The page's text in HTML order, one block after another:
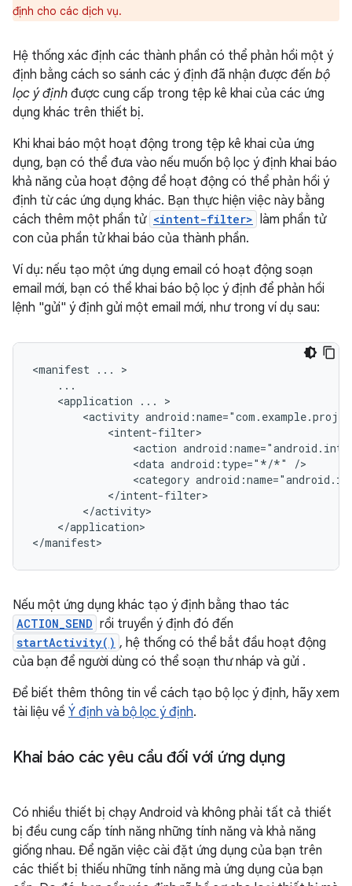
định cho các dịch vụ.
Hệ thống xác định các thành phần có thể phản hồi một ý
định bằng cách so sánh các ý định đã nhận được đến bộ
lọc ý định được cung cấp trong tệp kê khai của các ứng
dụng khác trên thiết bị.
Khi khai báo một hoạt động trong tệp kê khai của ứng
dụng, bạn có thể đưa vào nếu muốn bộ lọc ý định khai báo
khả năng của hoạt động để hoạt động có thể phản hồi ý
định từ các ứng dụng khác. Bạn thực hiện việc này bằng
cách thêm một phần tử <intent-filter> làm phần tử
con của phần tử khai báo của thành phần.
Ví dụ: nếu tạo một ứng dụng email có hoạt động soạn
email mới, bạn có thể khai báo bộ lọc ý định để phản hồi
lệnh "gửi" ý định gửi một email mới, như trong ví dụ sau:
<manifest ...
<application
...
<activity
<action
<data android:type="*/*"
<category
</application>
</manifest>
Nếu một ứng dụng khác tạo ý định bằng thao tác
ACTION_SEND rồi truyền ý định đó đến
startActivity() , hệ thống có thể bắt đầu hoạt động
của bạn để người dùng có thể soạn thư nháp và gửi .
Để biết thêm thông tin về cách tạo bộ lọc ý định, hãy xem
tài liệu về Ý định và bộ lọc ý định.
Khai báo các yêu cầu đối với ứng dụng
Có nhiều thiết bị chạy Android và không phải tất cả thiết
bị đều cung cấp tính năng những tính năng và khả năng
giống nhau. Để ngăn việc cài đặt ứng dụng của bạn trên
các thiết bị thiếu những tính năng mà ứng dụng của bạn